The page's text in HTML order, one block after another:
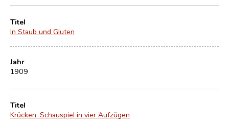
Titel
In Staub und Gluten
Jahr
1909
Titel
Krücken. Schauspiel in vier Aufzügen